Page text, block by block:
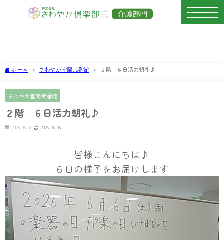
ホーム さわやか室蘭弐番館 ２階 ６日活力朝礼♪
さわやか室蘭弐番館
２階 ６日活力朝礼♪
2026-06-07 2026-06-06
皆様こんにちは♪
６日の様子をお届けします